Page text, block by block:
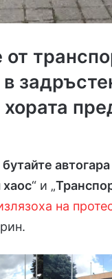
от
в
хората
хаос“ и „
на